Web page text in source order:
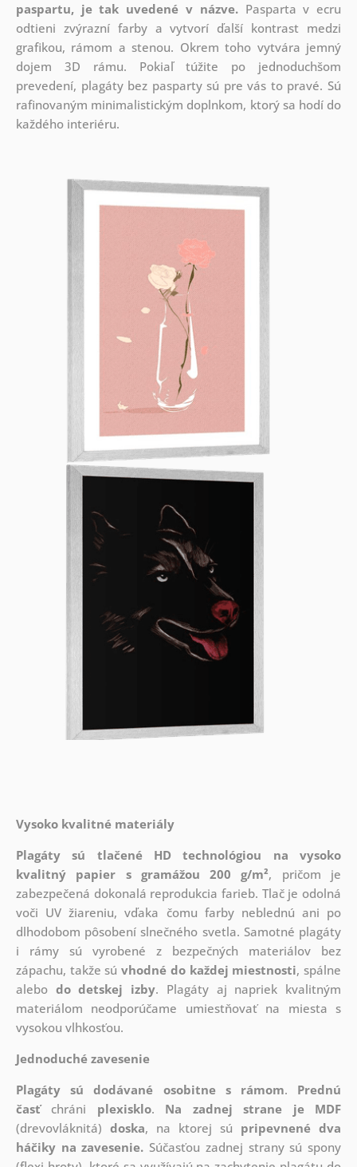
paspartu, je tak uvedené v názve.Pasparta v ecru
odtieni zvýrazní farby a vytvorí ďalší kontrast medzi
grafikou, rámom a stenou. Okrem toho vytvára jemný
dojem 3D rámu. Pokiaľ túžite po jednoduchšom
prevedení, plagáty bez pasparty sú pre vás to pravé. Sú
rafinovaným minimalistickým doplnkom, ktorý sa hodí do
každého interiéru.
Vysoko kvalitné materiály
Plagáty sú tlačené HD technológiou na vysoko
kvalitný papier s gramážou 200 g/m², pričom je
zabezpečená dokonalá reprodukcia farieb. Tlač je odolná
voči UV žiareniu, vďaka čomu farby neblednú ani po
dlhodobom pôsobení slnečného svetla. Samotné plagáty
i rámy sú vyrobené z bezpečných materiálov bez
zápachu, takže súvhodné do každej miestnosti, spálne
alebo do detskej izby. Plagáty aj napriek kvalitným
materiálom neodporúčame umiestňovať na miesta s
vysokou vlhkosťou.
Jednoduché zavesenie
Plagáty sú dodávané osobitne s rámom. Prednú
časťchráni plexisklo. Na zadnej strane je
MDF
(drevovláknitá) doska, na ktorej sú pripevnené dva
háčiky na zavesenie.Súčasťou zadnej strany sú spony